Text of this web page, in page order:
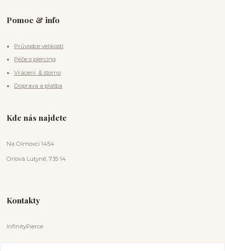
Pomoc & info
Průvodce velikostí
Péče o piercing
Vrácení & storno
Doprava a platba
Kde nás najdete
Na Olmovci 1454
Orlová Lutyně, 735 14
Kontakty
InfinityPierce